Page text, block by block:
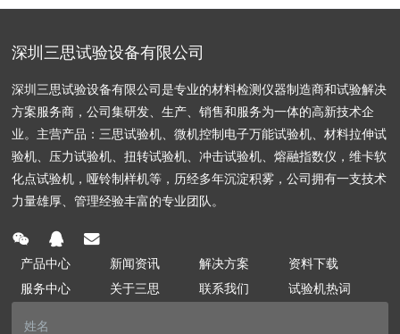
深圳三思试验设备有限公司
深圳三思试验设备有限公司是专业的材料检测仪器制造商和试验解决
方案服务商，公司集研发、生产、销售和服务为一体的高新技术企
业。主营产品：三思试验机、微机控制电子万能试验机、材料拉伸试
验机、压力试验机、扭转试验机、冲击试验机、熔融指数仪，维卡软
化点试验机，哑铃制样机等，历经多年沉淀积雾，公司拥有一支技术
力量雄厚、管理经验丰富的专业团队。
产品中心 新闻资讯 解决方案
资料下载
服务中心
关于三思 联系我们 试验机热词